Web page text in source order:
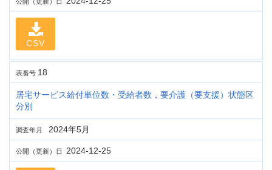
CSV
表番号 18
居宅サービス給付単位数・受給者数，要介護（要支援）状態区
分別
調査年月 2024年5月
公開（更新）日 2024-12-25